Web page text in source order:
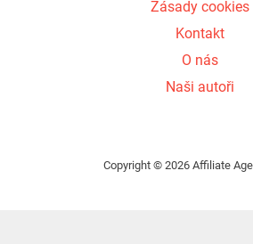
Zásady cookies
Kontakt
O nás
Naši autoři
Copyright © 2026 Affiliate